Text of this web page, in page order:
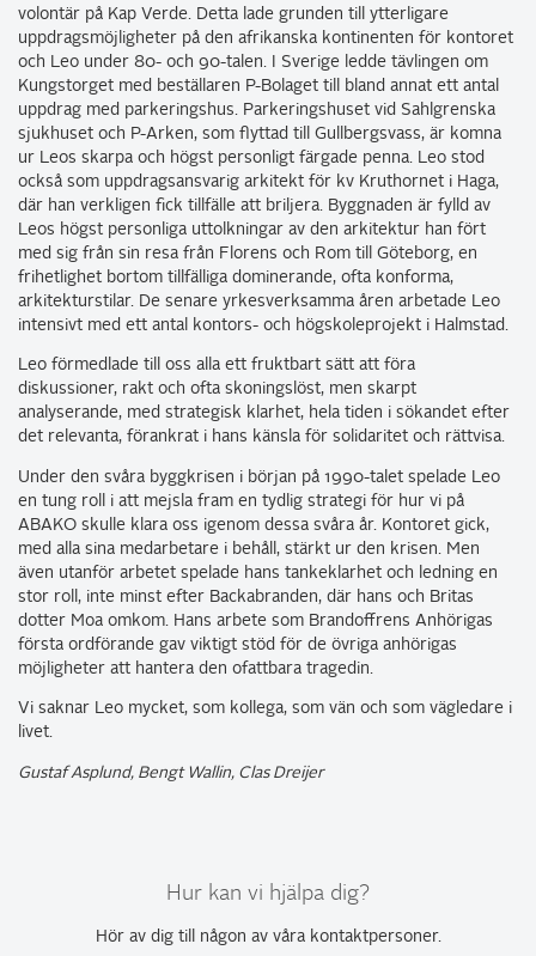
volontär på Kap Verde. Detta lade grunden till ytterligare
uppdragsmöjligheter på den afrikanska kontinenten för kontoret
och Leo under 80- och 90-talen. I Sverige ledde tävlingen om
Kungstorget med beställaren P-Bolaget till bland annat ett antal
uppdrag med parkeringshus. Parkeringshuset vid Sahlgrenska
sjukhuset och P-Arken, som flyttad till Gullbergsvass, är komna
ur Leos skarpa och högst personligt färgade penna. Leo stod
också som uppdragsansvarig arkitekt för kv Kruthornet i Haga,
där han verkligen fick tillfälle att briljera. Byggnaden är fylld av
Leos högst personliga uttolkningar av den arkitektur han fört
med sig från sin resa från Florens och Rom till Göteborg, en
frihetlighet bortom tillfälliga dominerande, ofta konforma,
arkitekturstilar. De senare yrkesverksamma åren arbetade Leo
intensivt med ett antal kontors- och högskoleprojekt i Halmstad.
Leo förmedlade till oss alla ett fruktbart sätt att föra
diskussioner, rakt och ofta skoningslöst, men skarpt
analyserande, med strategisk klarhet, hela tiden i sökandet efter
det relevanta, förankrat i hans känsla för solidaritet och rättvisa.
Under den svåra byggkrisen i början på 1990-talet spelade Leo
en tung roll i att mejsla fram en tydlig strategi för hur vi på
ABAKO skulle klara oss igenom dessa svåra år. Kontoret gick,
med alla sina medarbetare i behåll, stärkt ur den krisen. Men
även utanför arbetet spelade hans tankeklarhet och ledning en
stor roll, inte minst efter Backabranden, där hans och Britas
dotter Moa omkom. Hans arbete som Brandoffrens Anhörigas
första ordförande gav viktigt stöd för de övriga anhörigas
möjligheter att hantera den ofattbara tragedin.
Vi saknar Leo mycket, som kollega, som vän och som vägledare i
livet.
Gustaf Asplund, Bengt Wallin, Clas Dreijer
Hur kan vi hjälpa dig?
Hör av dig till någon av våra kontaktpersoner.